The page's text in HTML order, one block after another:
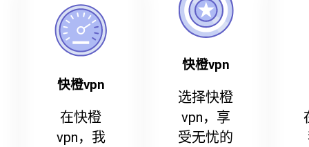
快橙vpn
在快橙
vpn，我
快橙vpn
选择快橙
vpn，享
受无忧的